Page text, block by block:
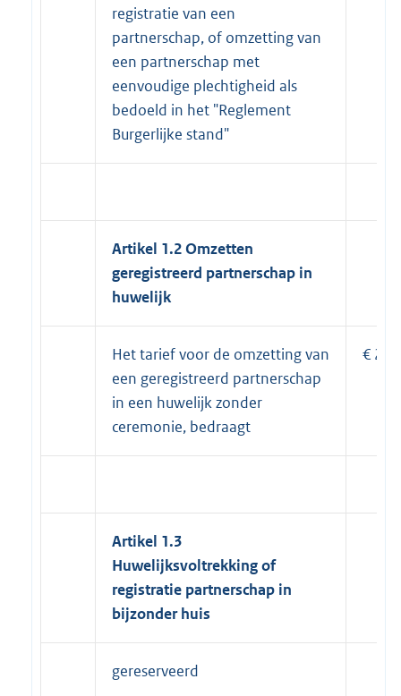
registratie van een
partnerschap, of omzetting van
een partnerschap met
eenvoudige plechtigheid als
bedoeld in het "Reglement
Burgerlijke stand"
Artikel 1.2 Omzetten
geregistreerd partnerschap in
huwelijk
Het tarief voor de omzetting van
een geregistreerd partnerschap
in een huwelijk zonder
ceremonie, bedraagt
€
Artikel 1.3
Huwelijksvoltrekking of
registratie partnerschap in
bijzonder huis
gereserveerd